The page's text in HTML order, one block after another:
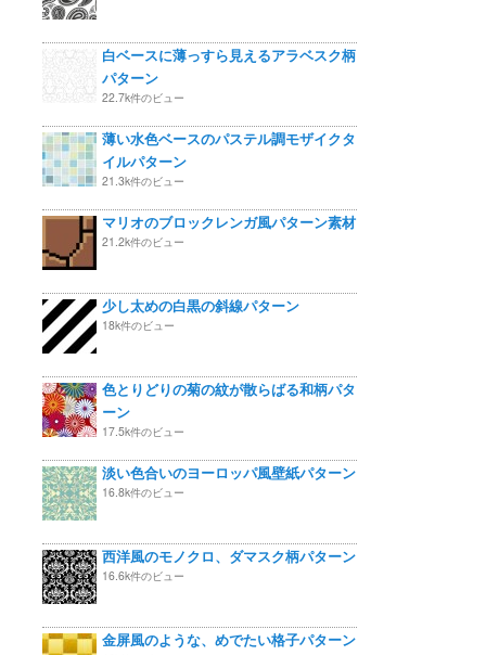
白ベースに薄っすら見えるアラベスク柄
パターン
22.7k件のビュー
薄い水色ベースのパステル調モザイクタ
イルパターン
21.3k件のビュー
マリオのブロックレンガ風パターン素材
21.2k件のビュー
少し太めの白黒の斜線パターン
18k件のビュー
色とりどりの菊の紋が散らばる和柄パタ
ーン
17.5k件のビュー
淡い色合いのヨーロッパ風壁紙パターン
16.8k件のビュー
西洋風のモノクロ、ダマスク柄パターン
16.6k件のビュー
金屏風のような、めでたい格子パターン